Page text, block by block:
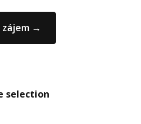
zájem →
selection